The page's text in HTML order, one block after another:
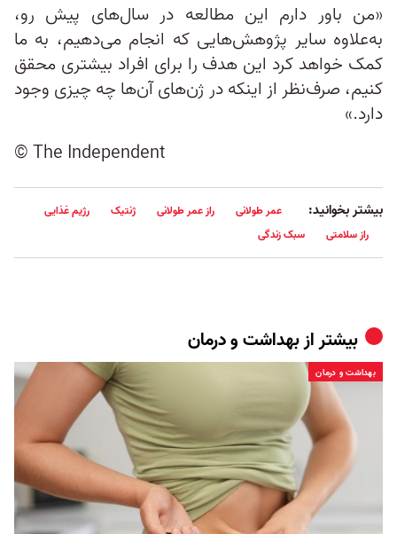
«من باور دارم این مطالعه در سال‌های پیش‌ رو،
به‌علاوه سایر پژوهش‌هایی که انجام می‌دهیم، به ما
کمک خواهد کرد این هدف را برای افراد بیشتری محقق
کنیم، صرف‌نظر از اینکه در ژن‌های آن‌ها چه چیزی وجود
دارد.»
© The Independent
بیشتر بخوانید: عمر طولانی راز عمر طولانی ژنتیک
رژیم غذایی
راز سلامتی
سبک زندگی
بیشتر ازبهداشت و درمان
بهداشت و درمان